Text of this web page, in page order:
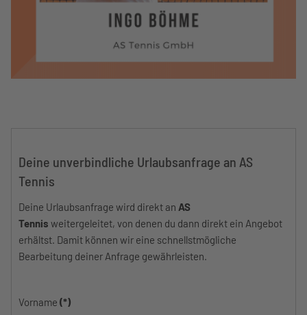
Deine unverbindliche Urlaubsanfrage an AS
Tennis
Deine Urlaubsanfrage wird direkt an AS
Tennis weitergeleitet, von denen du dann direkt ein Angebot
erhältst. Damit können wir eine schnellstmögliche
Bearbeitung deiner Anfrage gewährleisten.
Vorname (*)